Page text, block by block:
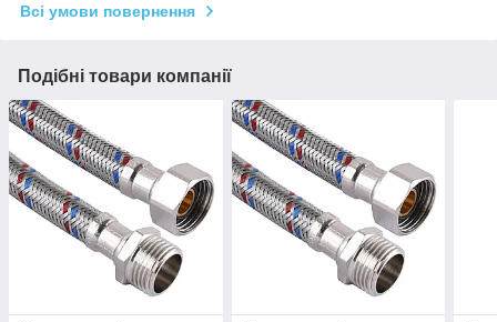
Всі умови повернення
Подібні товари компанії